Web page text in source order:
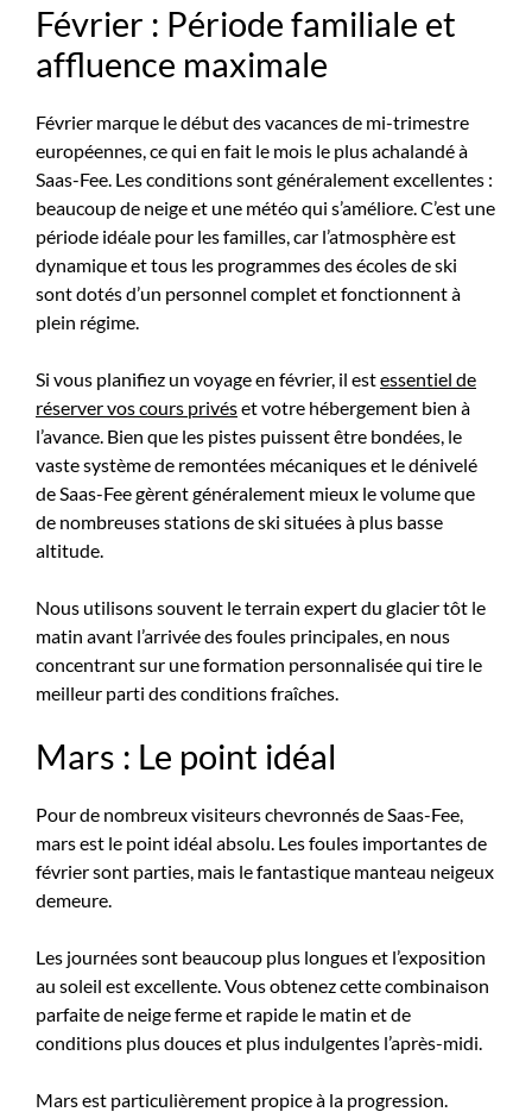
Février : Période familiale et
affluence maximale
Février marque le début des vacances de mi-trimestre
européennes, ce qui en fait le mois le plus achalandé à
Saas-Fee. Les conditions sont généralement excellentes :
beaucoup de neige et une météo qui s’améliore. C’est une
période idéale pour les familles, car l’atmosphère est
dynamique et tous les programmes des écoles de ski
sont dotés d’un personnel complet et fonctionnent à
plein régime.
Si vous planifiez un voyage en février, il estessentiel de
réserver vos cours privéset votre hébergement bien à
l’avance. Bien que les pistes puissent être bondées, le
vaste système de remontées mécaniques et le dénivelé
de Saas-Fee gèrent généralement mieux le volume que
de nombreuses stations de ski situées à plus basse
altitude.
Nous utilisons souvent le terrain expert du glacier tôt le
matin avant l’arrivée des foules principales, en nous
concentrant sur une formation personnalisée qui tire le
meilleur parti des conditions fraîches.
Mars : Le point idéal
Pour de nombreux visiteurs chevronnés de Saas-Fee,
mars est le point idéal absolu. Les foules importantes de
février sont parties, mais le fantastique manteau neigeux
demeure.
Les journées sont beaucoup plus longues et l’exposition
au soleil est excellente. Vous obtenez cette combinaison
parfaite de neige ferme et rapide le matin et de
conditions plus douces et plus indulgentes l’après-midi.
Mars est particulièrement propice à la progression.